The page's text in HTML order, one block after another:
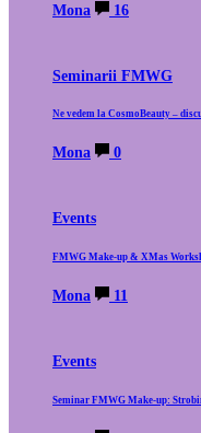
Mona 16
Seminarii FMWG
Ne vedem la CosmoBeauty –
Mona 0
Events
FMWG Make-up & XMas
Mona 11
Events
Seminar FMWG Make-up: